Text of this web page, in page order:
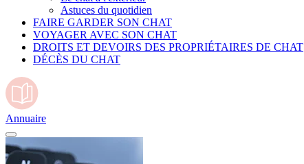
Astuces du quotidien
FAIRE GARDER SON CHAT
VOYAGER AVEC SON CHAT
DROITS ET DEVOIRS DES PROPRIÉTAIRES DE CHAT
DÉCÈS DU CHAT
Annuaire